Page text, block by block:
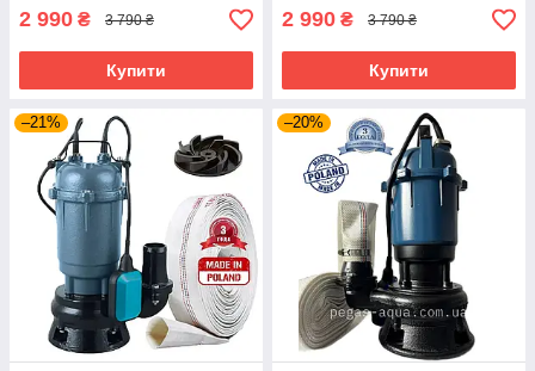
2 990 ₴ 3 790 ₴
Купити
2 990 ₴ 3 790 ₴
Купити
–21% –20%